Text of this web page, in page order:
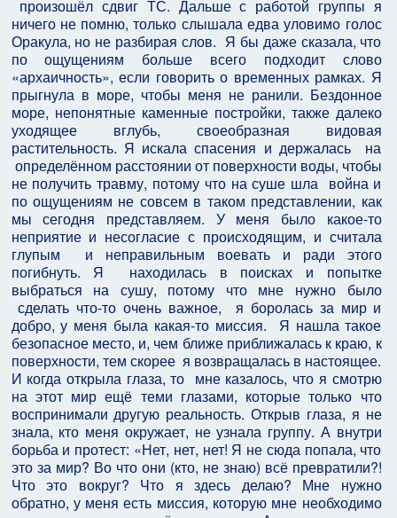
произошёл сдвиг ТС. Дальше с работой группы я
ничего не помню, только слышала едва уловимо голос
Оракула, но не разбирая слов. Я бы даже сказала, что
по ощущениям больше всего подходит слово
«архаичность», если говорить о временных рамках. Я
прыгнула в море, чтобы меня не ранили. Бездонное
море, непонятные каменные постройки, также далеко
уходящее вглубь, своеобразная видовая
растительность. Я искала спасения и держалась на
определённом расстоянии от поверхности воды, чтобы
не получить травму, потому что на суше шла война и
по ощущениям не совсем в таком представлении, как
мы сегодня представляем. У меня было какое-то
неприятие и несогласие с происходящим, и считала
глупым и неправильным воевать и ради этого
погибнуть. Я находилась в поисках и попытке
выбраться на сушу, потому что мне нужно было
сделать что-то очень важное, я боролась за мир и
добро, у меня была какая-то миссия. Я нашла такое
безопасное место, и, чем ближе приближалась к краю, к
поверхности, тем скорее я возвращалась в настоящее.
И когда открыла глаза, то мне казалось, что я смотрю
на этот мир ещё теми глазами, которые только что
воспринимали другую реальность. Открыв глаза, я не
знала, кто меня окружает, не узнала группу. А внутри
борьба и протест: «Нет, нет, нет! Я не сюда попала, что
это за мир? Во что они (кто, не знаю) всё превратили?!
Что это вокруг? Что я здесь делаю? Мне нужно
обратно, у меня есть миссия, которую мне необходимо